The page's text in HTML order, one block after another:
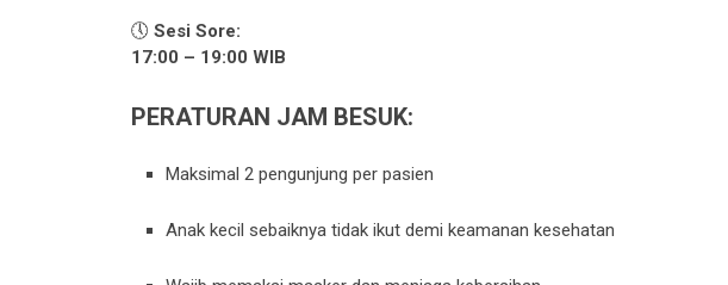
🕔 Sesi Sore:
17:00 – 19:00 WIB
PERATURAN JAM BESUK:
Maksimal 2 pengunjung per pasien
Anak kecil sebaiknya tidak ikut demi keamanan kesehatan